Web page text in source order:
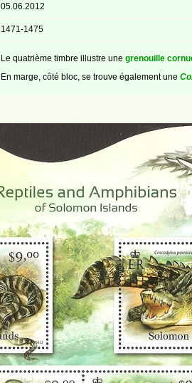
05.06.2012
1471-1475
Le quatrième timbre illustre une grenouille
En marge, côté bloc, se trouve également une